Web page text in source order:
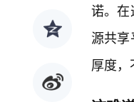
诺。
源共
厚度